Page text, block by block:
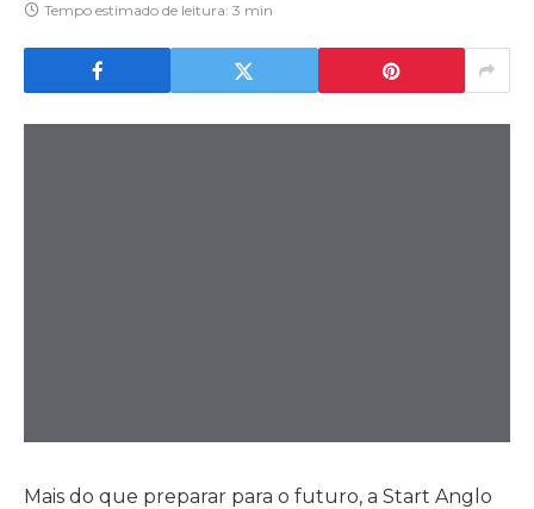
Tempo estimado de leitura: 3 min
Mais do que preparar para o futuro, a Start Anglo